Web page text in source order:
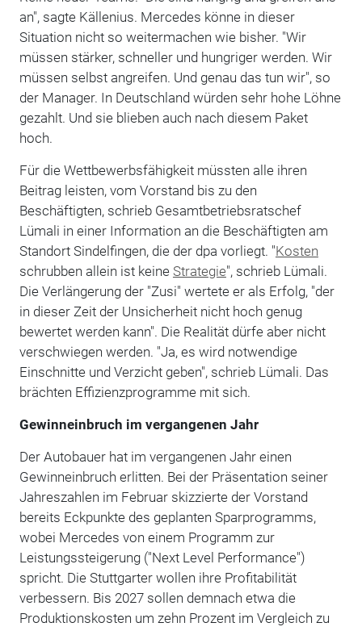
an", sagte Källenius. Mercedes könne in dieser
Situation nicht so weitermachen wie bisher. "Wir
müssen stärker, schneller und hungriger werden. Wir
müssen selbst angreifen. Und genau das tun wir", so
der Manager. In Deutschland würden sehr hohe Löhne
gezahlt. Und sie blieben auch nach diesem Paket
hoch.
Für die Wettbewerbsfähigkeit müssten alle ihren
Beitrag leisten, vom Vorstand bis zu den
Beschäftigten, schrieb Gesamtbetriebsratschef
Lümali in einer Information an die Beschäftigten am
Standort Sindelfingen, die der dpa vorliegt. "Kosten
schrubben allein ist keine Strategie", schrieb Lümali.
Die Verlängerung der "Zusi" wertete er als Erfolg, "der
in dieser Zeit der Unsicherheit nicht hoch genug
bewertet werden kann". Die Realität dürfe aber nicht
verschwiegen werden. "Ja, es wird notwendige
Einschnitte und Verzicht geben", schrieb Lümali. Das
brächten Effizienzprogramme mit sich.
Gewinneinbruch im vergangenen Jahr
Der Autobauer hat im vergangenen Jahr einen
Gewinneinbruch erlitten. Bei der Präsentation seiner
Jahreszahlen im Februar skizzierte der Vorstand
bereits Eckpunkte des geplanten Sparprogramms,
wobei Mercedes von einem Programm zur
Leistungssteigerung ("Next Level Performance")
spricht. Die Stuttgarter wollen ihre Profitabilität
verbessern. Bis 2027 sollen demnach etwa die
Produktionskosten um zehn Prozent im Vergleich zu